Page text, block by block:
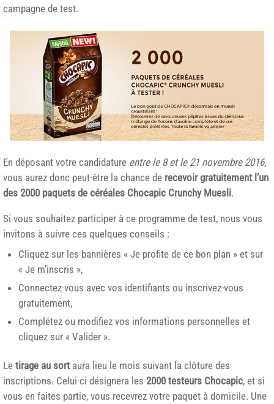
campagne de test.
En déposant votre candidature entre le 8 et le 21 novembre 2016,
vous aurez donc peut-être la chance de recevoir gratuitement l’un
des 2000 paquets de céréales Chocapic Crunchy Muesli.
Si vous souhaitez participer à ce programme de test, nous vous
invitons à suivre ces quelques conseils :
Cliquez sur les bannières « Je profite de ce bon plan » et sur
« Je m’inscris »,
Connectez-vous avec vos identifiants ou inscrivez-vous
gratuitement,
Complétez ou modifiez vos informations personnelles et
cliquez sur « Valider ».
Le tirage au sort aura lieu le mois suivant la clôture des
inscriptions. Celui-ci désignera les 2000 testeurs Chocapic, et si
vous en faites partie, vous recevrez votre paquet à domicile. Une